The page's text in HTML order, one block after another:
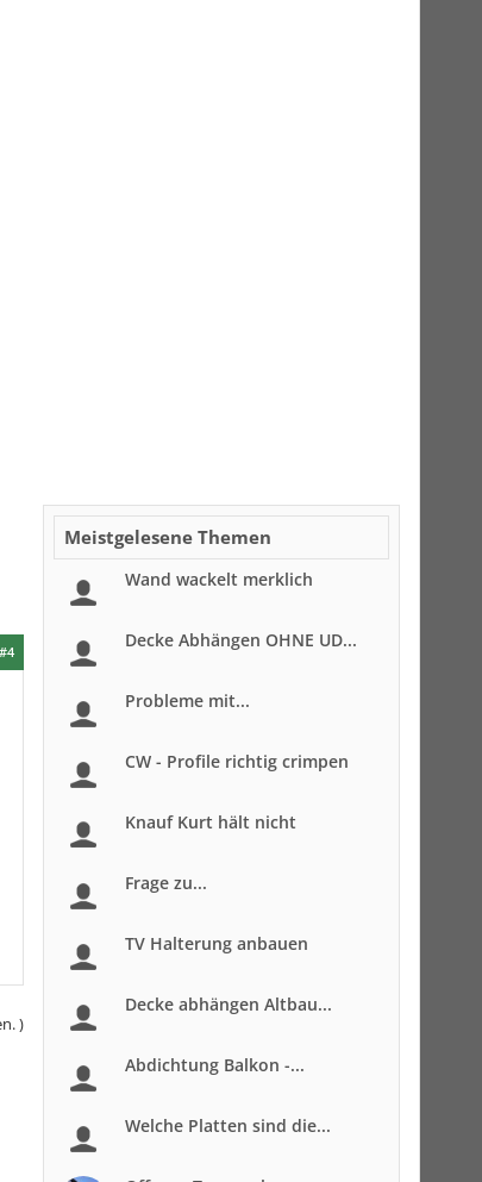
#4
)
Meistgelesene Themen
Wand wackelt merklich
Decke Abhängen OHNE UD...
Probleme mit...
CW - Profile richtig crimpen
Knauf Kurt hält nicht
Frage zu...
TV Halterung anbauen
Decke abhängen Altbau...
Abdichtung Balkon -...
Welche Platten sind die...